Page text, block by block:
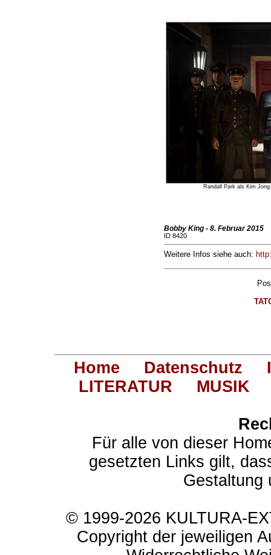
Randall Park als Kim
Bobby King - 8. Februar 2015
ID 8420
Weitere Infos siehe auch:
Home Datenschutz
LITERATUR
MUSIK
Für alle von dieser
gesetzten Links gilt,
Gestaltung
© 1999-2026 KULTURA-
Copyright der jeweiligen